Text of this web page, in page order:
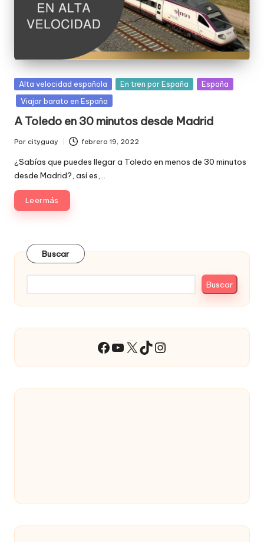
Publicada
en
Alta velocidad española En tren por España
España
Viajar barato en España
A Toledo en 30 minutos desde Madrid
Publicado
por
Por cityguay febrero 19, 2022
¿Sabías que puedes llegar a Toledo en menos de 30 minutos
desde Madrid?, así es,…
Leer más
Buscar
Buscar
Facebook
YouTube
X TikTok
Instagram